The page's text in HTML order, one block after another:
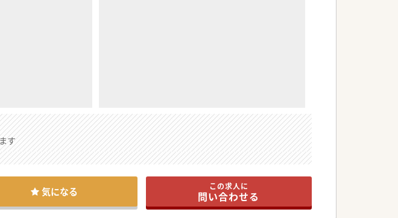
す
気になる この求人に
問い合わせる